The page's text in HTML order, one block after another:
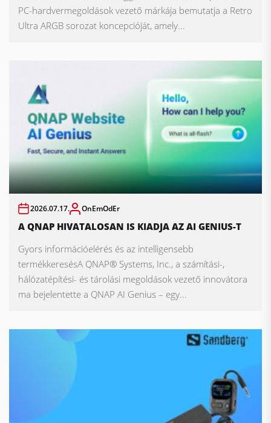
PC-hardvermegoldások vezető márkája bemutatja a Retro
Ultra ARGB sorozat koncepcióját, amely...
2026.07.17. OnEmOdEr
A QNAP HIVATALOSAN IS KIADJA AZ AI GENIUS-T
Gyors információelérés és az intelligensebb
termékkeresésA QNAP® Systems, Inc., a számítási-,
hálózatépítési- és tárolási megoldások vezető innovátora
ma bejelentette a QNAP AI Genius – egy...